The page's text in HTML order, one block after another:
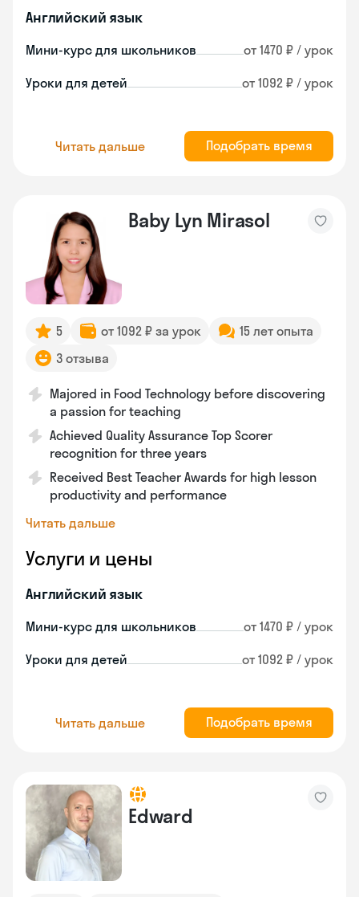
Английский язык
Мини-курс для школьников от 1470 ₽ / урок
Уроки для детей от 1092 ₽ / урок
Читать дальше Подобрать время
Baby Lyn Mirasol
5 от 1092 ₽ за урок
15 лет опыта
3 отзыва
Majored in Food Technology before discovering
a passion for teaching
Achieved Quality Assurance Top Scorer
recognition for three years
Received Best Teacher Awards for high lesson
productivity and performance
Читать дальше
Услуги и цены
Английский язык
Мини-курс для школьников от 1470 ₽ / урок
Уроки для детей от 1092 ₽ / урок
Читать дальше Подобрать время
Edward